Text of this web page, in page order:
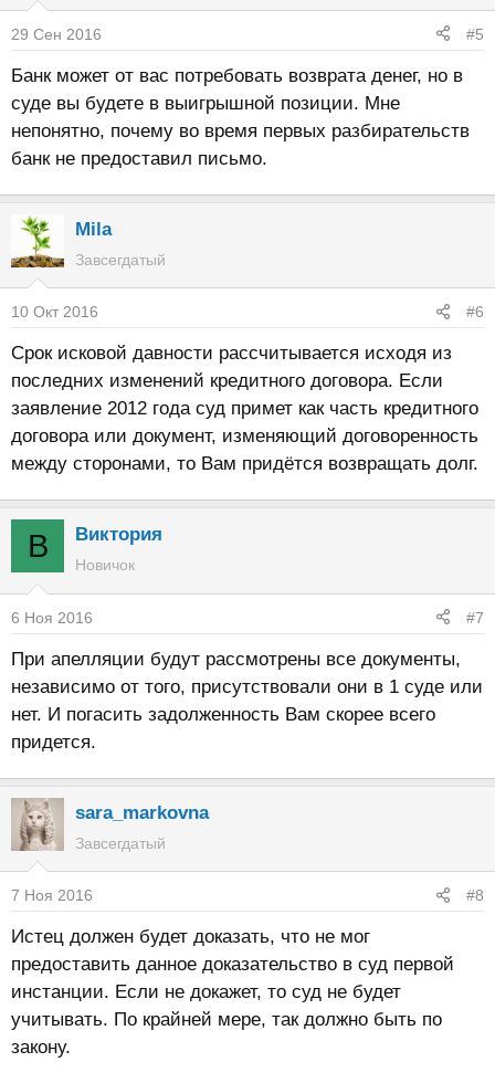
29 Сен 2016 #5
Банк может от вас потребовать возврата денег, но в
суде вы будете в выигрышной позиции. Мне
непонятно, почему во время первых разбирательств
банк не предоставил письмо.
Mila
Завсегдатый
10 Окт 2016 #6
Срок исковой давности рассчитывается исходя из
последних изменений кредитного договора. Если
заявление 2012 года суд примет как часть кредитного
договора или документ, изменяющий договоренность
между сторонами, то Вам придётся возвращать долг.
В Виктория
Новичок
6 Ноя 2016 #7
При апелляции будут рассмотрены все документы,
независимо от того, присутствовали они в 1 суде или
нет. И погасить задолженность Вам скорее всего
придется.
sara_markovna
Завсегдатый
7 Ноя 2016 #8
Истец должен будет доказать, что не мог
предоставить данное доказательство в суд первой
инстанции. Если не докажет, то суд не будет
учитывать. По крайней мере, так должно быть по
закону.